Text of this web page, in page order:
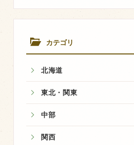
カテゴリ
北海道
東北・関東
中部
関西
商品のご紹介
豊西牛
厚切ステーキ
カルビ串
ハンバーグ